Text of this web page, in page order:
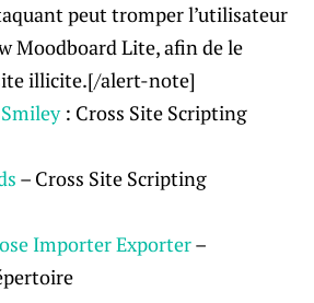
peut tromper l’utilisateur
Moodboard Lite, afin de le
illicite.[/alert-note]
: Cross Site Scripting
– Cross Site Scripting
Importer Exporter–